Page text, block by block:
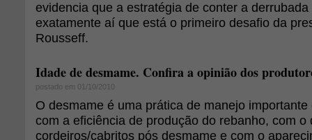
evidencia que a estratégia de conter a
exatamente aí que está o primeiro desafio da
Rousseff.
Idade de desmame. Confira a opinião dos
postado em 01/10/2010
O desmame é uma prática de manejo
com a eficiência de produção do rebanho, com o
cordeiros/cabritos pós desmame e com o